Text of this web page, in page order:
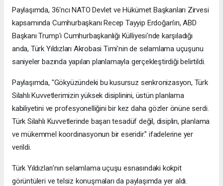
Paylaşımda, 36'ncı NATO Devlet ve Hükümet Başkanları Zirvesi
kapsamında Cumhurbaşkanı Recep Tayyip Erdoğan'ın, ABD
Başkanı Trump'ı Cumhurbaşkanlığı Külliyesi'nde karşıladığı
anda, Türk Yıldızları Akrobasi Timi'nin de selamlama uçuşunu
saniyeler bazında yapılan planlamayla gerçekleştirdiği belirtildi.
Paylaşımda, "Gökyüzündeki bu kusursuz senkronizasyon, Türk
Silahlı Kuvvetlerimizin yüksek disiplinini, üstün planlama
kabiliyetini ve profesyonelliğini bir kez daha gözler önüne serdi.
Türk Silahlı Kuvvetlerinde başarı tesadüf değil, disiplin, planlama
ve mükemmel koordinasyonun bir eseridir." ifadelerine yer
verildi.
Türk Yıldızları'nın selamlama uçuşu esnasındaki kokpit
görüntüleri ve telsiz konuşmaları da paylaşımda yer aldı.